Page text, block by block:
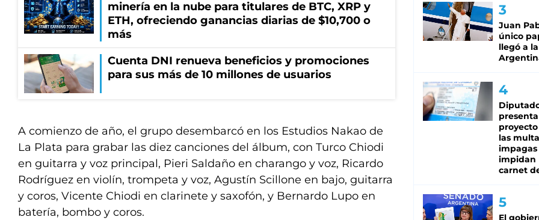
minería en la nube para titulares de BTC, XRP y
ETH, ofreciendo ganancias diarias de $10,700 o
más
Cuenta DNI renueva beneficios y promociones
para sus más de 10 millones de usuarios
A comienzo de año, el grupo desembarcó en los Estudios Nakao de
La Plata para grabar las diez canciones del álbum, con Turco Chiodi
en guitarra y voz principal, Pieri Saldaño en charango y voz, Ricardo
Rodríguez en violín, trompeta y voz, Agustín Scillone en bajo, guitarra
y coros, Vicente Chiodi en clarinete y saxofón, y Bernardo Lupo en
batería, bombo y coros.
Juan
único
llegó a la
las
impagas
impidan
carnet
El